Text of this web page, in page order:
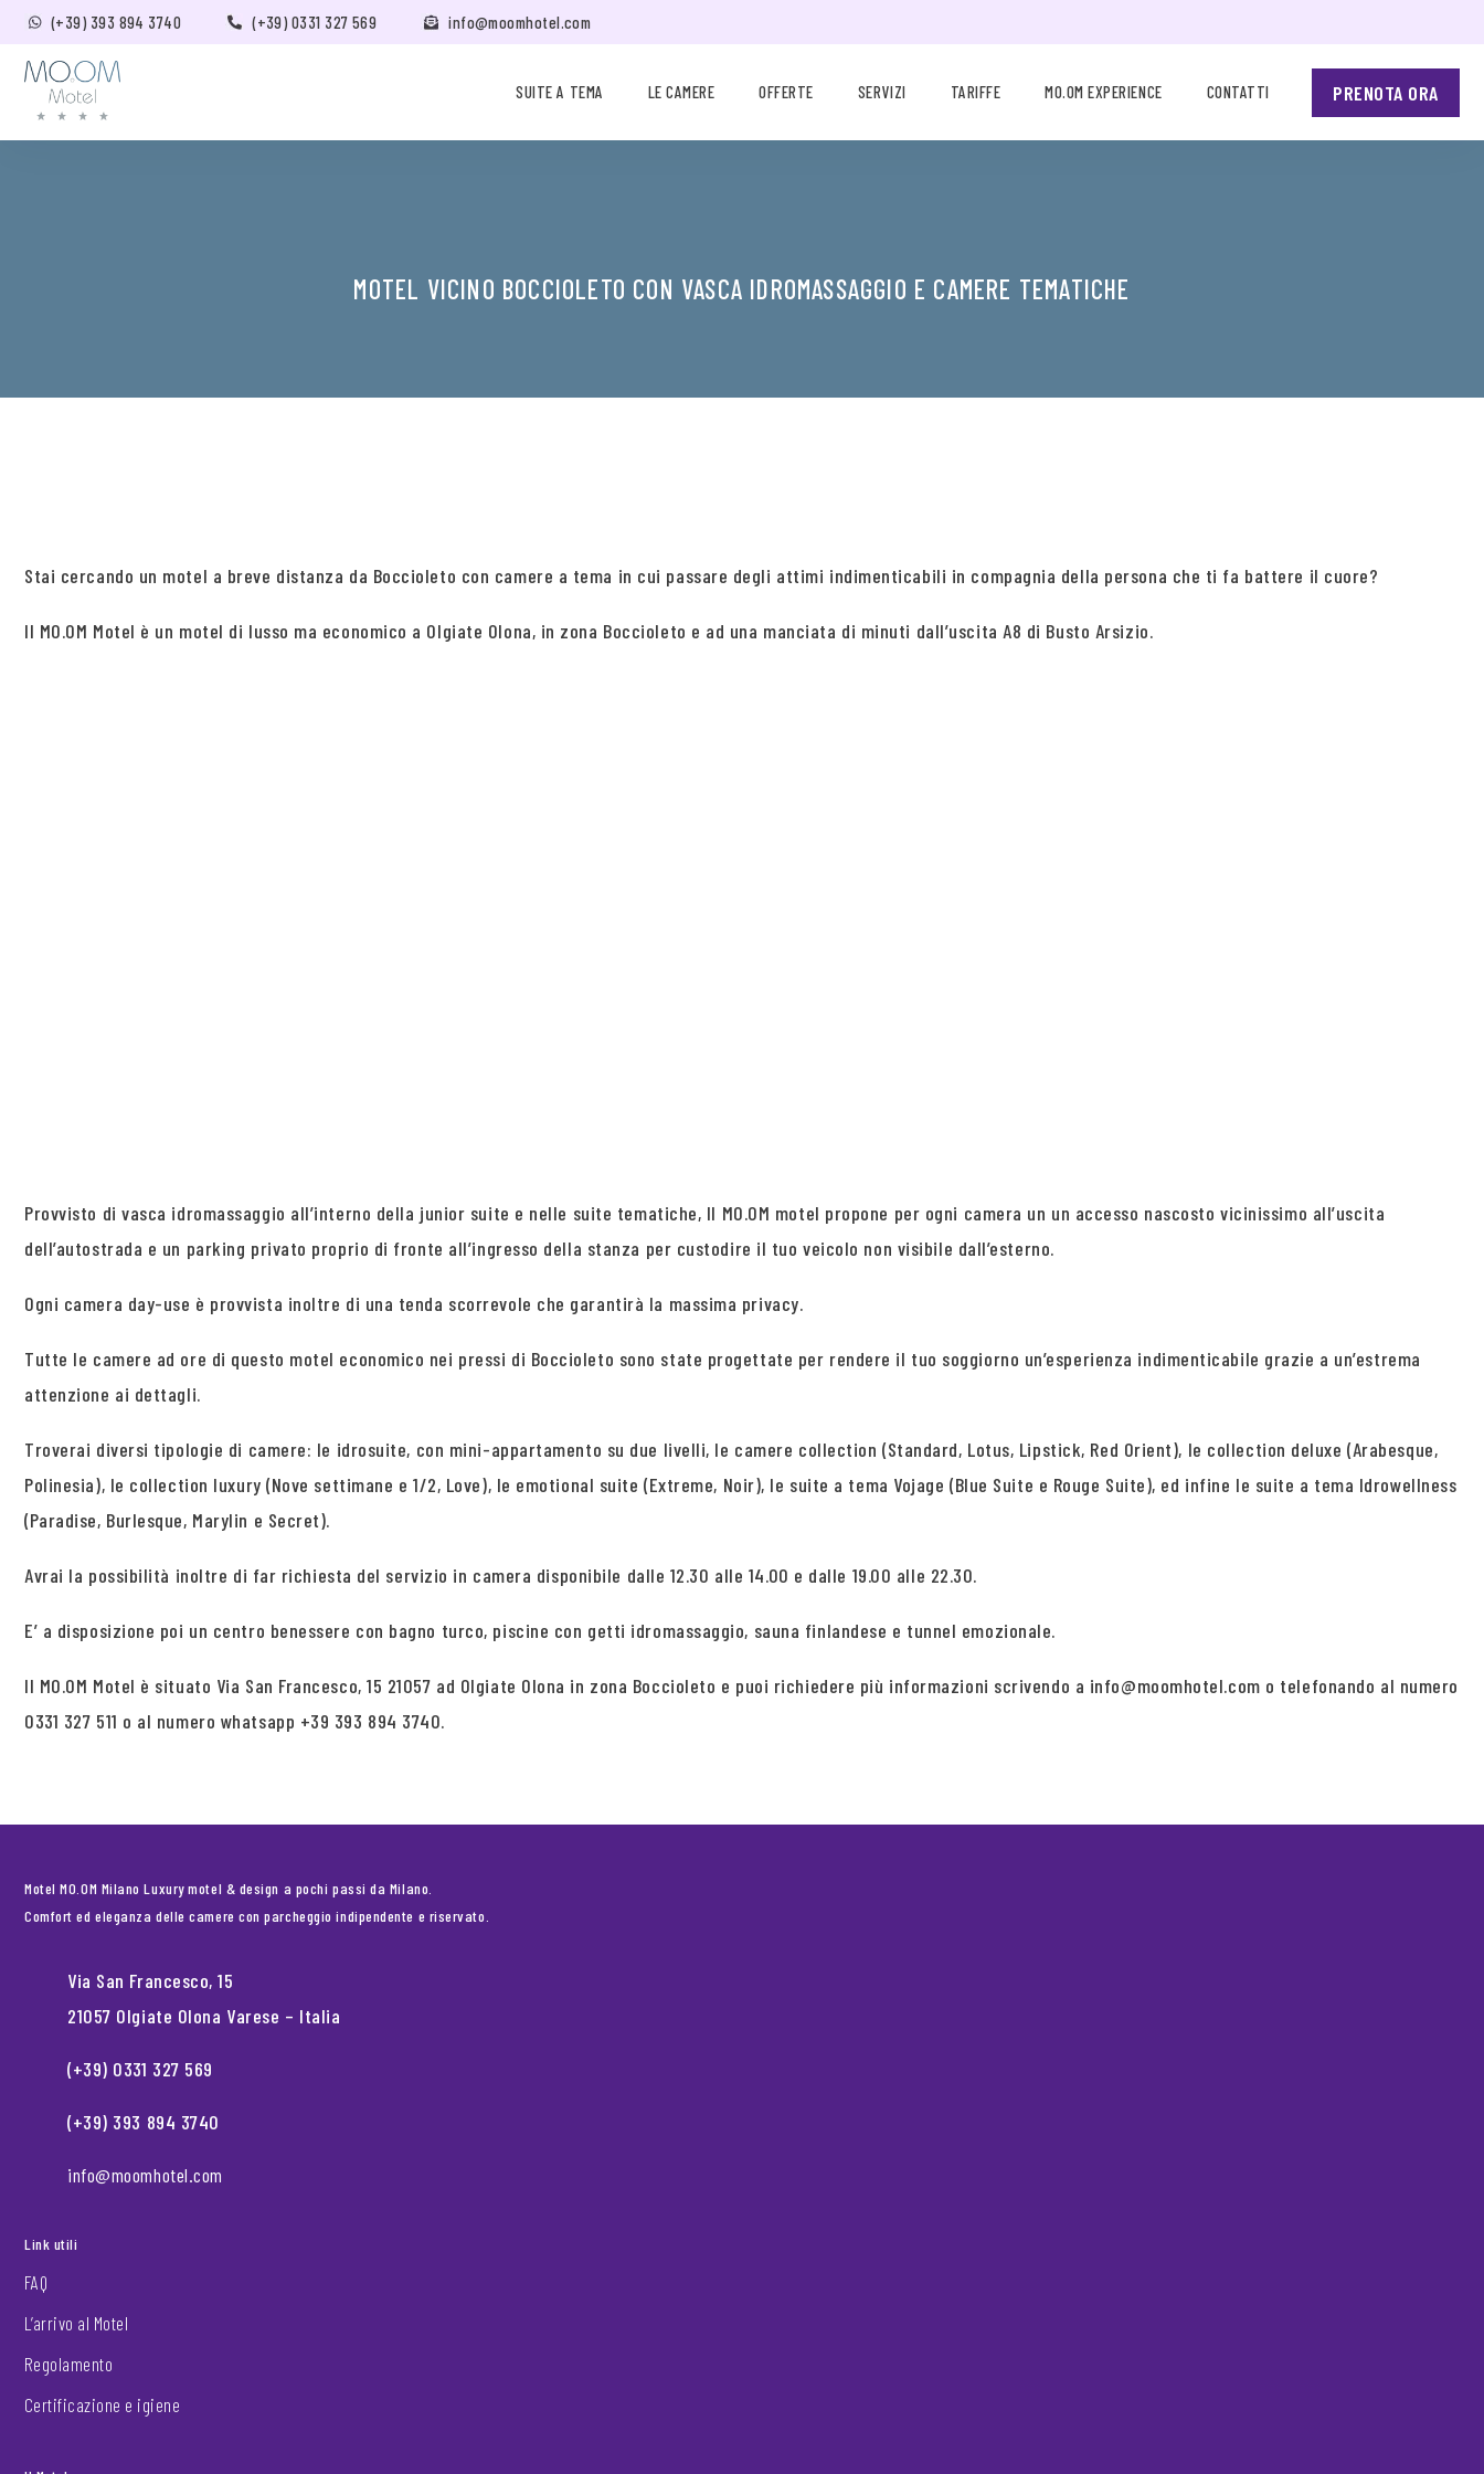
(+39) 393 894 3740 (+39) 0331 327 569 info@moomhotel.com
SUITE A TEMA LE CAMERE OFFERTE SERVIZI TARIFFE MO.OM EXPERIENCE CONTATTI PRENOTA ORA
MOTEL VICINO BOCCIOLETO CON VASCA IDROMASSAGGIO E CAMERE TEMATICHE
Stai cercando un motel a breve distanza da Boccioleto con camere a tema in cui passare degli attimi indimenticabili in compagnia della persona che ti fa battere il cuore?
Il MO.OM Motel è un motel di lusso ma economico a Olgiate Olona, in zona Boccioleto e ad una manciata di minuti dall’uscita A8 di Busto Arsizio.
Provvisto di vasca idromassaggio all’interno della junior suite e nelle suite tematiche, Il MO.OM motel propone per ogni camera un un accesso nascosto vicinissimo all’uscita
dell’autostrada e un parking privato proprio di fronte all’ingresso della stanza per custodire il tuo veicolo non visibile dall’esterno.
Ogni camera day-use è provvista inoltre di una tenda scorrevole che garantirà la massima privacy.
Tutte le camere ad ore di questo motel economico nei pressi di Boccioleto sono state progettate per rendere il tuo soggiorno un’esperienza indimenticabile grazie a un’estrema
attenzione ai dettagli.
Troverai diversi tipologie di camere: le idrosuite, con mini-appartamento su due livelli, le camere collection (Standard, Lotus, Lipstick, Red Orient), le collection deluxe (Arabesque,
Polinesia), le collection luxury (Nove settimane e 1/2, Love), le emotional suite (Extreme, Noir), le suite a tema Vojage (Blue Suite e Rouge Suite), ed infine le suite a tema Idrowellness
(Paradise, Burlesque, Marylin e Secret).
Avrai la possibilità inoltre di far richiesta del servizio in camera disponibile dalle 12.30 alle 14.00 e dalle 19.00 alle 22.30.
E’ a disposizione poi un centro benessere con bagno turco, piscine con getti idromassaggio, sauna finlandese e tunnel emozionale.
Il MO.OM Motel è situato Via San Francesco, 15 21057 ad Olgiate Olona in zona Boccioleto e puoi richiedere più informazioni scrivendo a info@moomhotel.com o telefonando al numero
0331 327 511 o al numero whatsapp +39 393 894 3740.
Motel MO.OM Milano Luxury motel & design a pochi passi da Milano.
Comfort ed eleganza delle camere con parcheggio indipendente e riservato.
Via San Francesco, 15
21057 Olgiate Olona Varese – Italia
(+39) 0331 327 569
(+39) 393 894 3740
info@moomhotel.com
Link utili
FAQ
L’arrivo al Motel
Regolamento
Certificazione e igiene